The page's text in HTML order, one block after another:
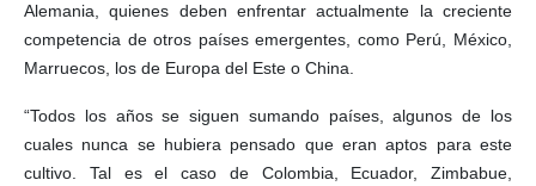
Alemania, quienes deben enfrentar actualmente la creciente
competencia de otros países emergentes, como Perú, México,
Marruecos, los de Europa del Este o China.
“Todos los años se siguen sumando países, algunos de los
cuales nunca se hubiera pensado que eran aptos para este
cultivo. Tal es el caso de Colombia, Ecuador, Zimbabue,